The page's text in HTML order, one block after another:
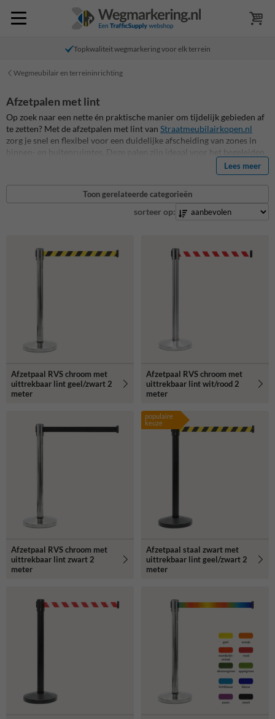
Topkwaliteit wegmarkering voor elk terrein
Wegmeubilair en terreininrichting
Afzetpalen met lint
Op zoek naar een nette én praktische manier om tijdelijk gebieden af
te zetten? Met de afzetpalen met lint van Straatmeubilairkopen.nl
zorg je snel en flexibel voor een duidelijke afscheiding van zones in
binnen- en buitenruimtes. Deze palen zijn ideaal voor het begeleiden
van bezoekersstromen, het reguleren van wachtrijen of het tijdelijk
blokkeren van doorgangen. In tegenstelling tot vaste verkeerspalen of
afzethekken zijn afzetpalen met uittrekbaar lint eenvoudig te
verplaatsen, op te bergen en aan te passen aan veranderende
situaties. Dankzij het oprolbare lint zijn ze ook nog eens
Lees meer
Toon gerelateerde categorieën
sorteer op:
Afzetpaal RVS chroom met
uittrekbaar lint geel/zwart 2
meter
Afzetpaal RVS chroom met
uittrekbaar lint wit/rood 2
meter
Afzetpaal RVS chroom met
uittrekbaar lint zwart 2
meter
populaire
keuze
Afzetpaal staal zwart met
uittrekbaar lint geel/zwart 2
meter